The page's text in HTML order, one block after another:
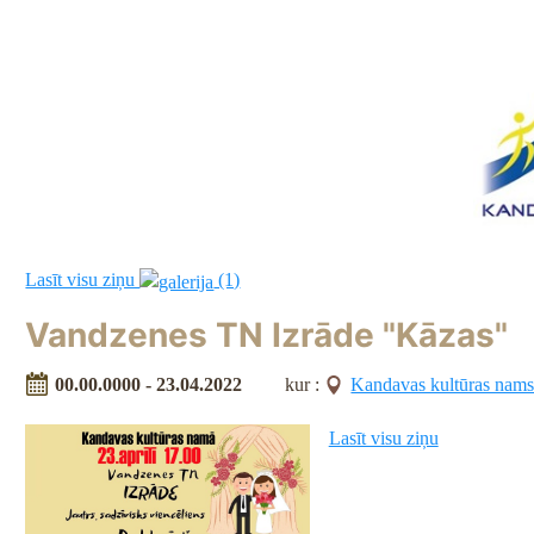
Lasīt visu ziņu (1)
Vandzenes TN Izrāde "Kāzas"
00.00.0000 - 23.04.2022 kur : Kandavas kultūras nams
Lasīt visu ziņu